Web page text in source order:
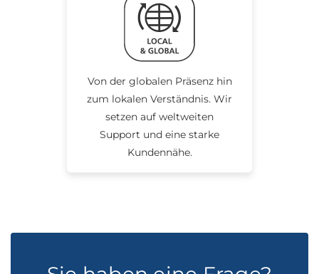
Von der globalen Präsenz hin
zum lokalen Verständnis. Wir
setzen auf weltweiten
Support und eine starke
Kundennähe.